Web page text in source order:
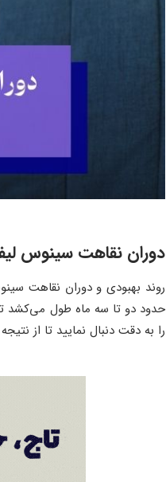
دوران نقاهت سینوس
روند بهبودی و دوران نقاهت
حدود دو تا سه ماه طول می‌کشد
را به دقت دنبال نمایید تا از